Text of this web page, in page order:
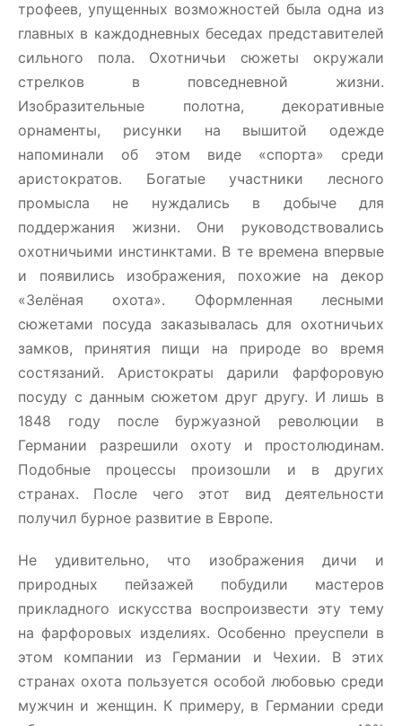
трофеев, упущенных возможностей была одна из
главных в каждодневных беседах представителей
сильного пола. Охотничьи сюжеты окружали
стрелков в повседневной жизни.
Изобразительные полотна, декоративные
орнаменты, рисунки на вышитой одежде
напоминали об этом виде «спорта» среди
аристократов. Богатые участники лесного
промысла не нуждались в добыче для
поддержания жизни. Они руководствовались
охотничьими инстинктами. В те времена впервые
и появились изображения, похожие на декор
«Зелёная охота». Оформленная лесными
сюжетами посуда заказывалась для охотничьих
замков, принятия пищи на природе во время
состязаний. Аристократы дарили фарфоровую
посуду с данным сюжетом друг другу. И лишь в
1848 году после буржуазной революции в
Германии разрешили охоту и простолюдинам.
Подобные процессы произошли и в других
странах. После чего этот вид деятельности
получил бурное развитие в Европе.
Не удивительно, что изображения дичи и
природных пейзажей побудили мастеров
прикладного искусства воспроизвести эту тему
на фарфоровых изделиях. Особенно преуспели в
этом компании из Германии и Чехии. В этих
странах охота пользуется особой любовью среди
мужчин и женщин. К примеру, в Германии среди